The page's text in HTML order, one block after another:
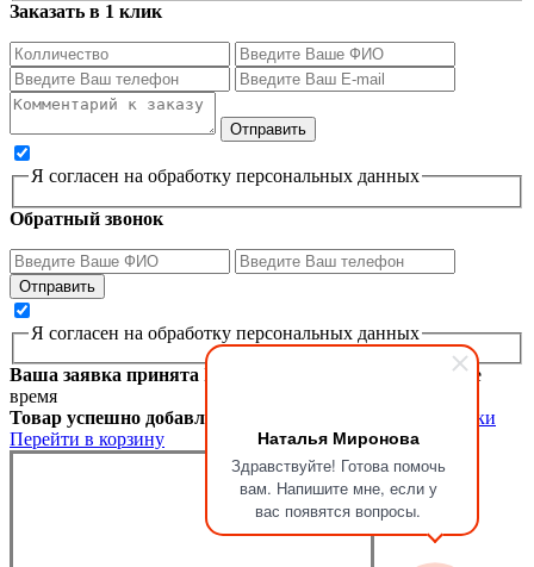
Наталья Миронова
Здравствуйте! Готова помочь
вам. Напишите мне, если у
вас появятся вопросы.
Заказать в 1 клик
Я согласен на обработку персональных данных
Обратный звонок
Я согласен на обработку персональных данных
Ваша заявка принята Мы перезвоним вам в ближайшее
время
Товар успешно добавлен в корзину
Продолжить покупки
Перейти в корзину